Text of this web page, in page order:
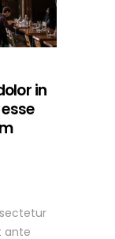
in
ante